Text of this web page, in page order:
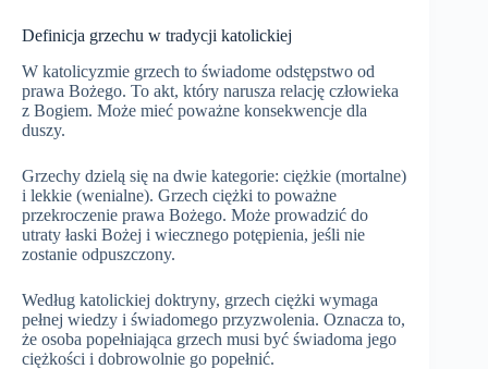
Definicja grzechu w tradycji katolickiej
W katolicyzmie grzech to świadome odstępstwo od
prawa Bożego. To akt, który narusza relację człowieka
z Bogiem. Może mieć poważne konsekwencje dla
duszy.
Grzechy dzielą się na dwie kategorie: ciężkie (mortalne)
i lekkie (wenialne). Grzech ciężki to poważne
przekroczenie prawa Bożego. Może prowadzić do
utraty łaski Bożej i wiecznego potępienia, jeśli nie
zostanie odpuszczony.
Według katolickiej doktryny, grzech ciężki wymaga
pełnej wiedzy i świadomego przyzwolenia. Oznacza to,
że osoba popełniająca grzech musi być świadoma jego
ciężkości i dobrowolnie go popełnić.